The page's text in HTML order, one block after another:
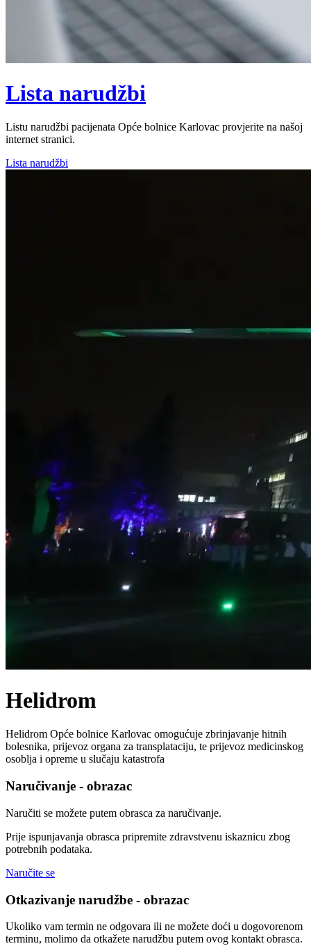
Lista narudžbi
Listu narudžbi pacijenata Opće bolnice Karlovac provjerite na našoj
internet stranici.
Lista narudžbi
Helidrom
Helidrom Opće bolnice Karlovac omogućuje zbrinjavanje hitnih
bolesnika, prijevoz organa za transplataciju, te prijevoz medicinskog
osoblja i opreme u slučaju katastrofa
Naručivanje - obrazac
Naručiti se možete putem obrasca za naručivanje.
Prije ispunjavanja obrasca pripremite zdravstvenu iskaznicu zbog
potrebnih podataka.
Naručite se
Otkazivanje narudžbe - obrazac
Ukoliko vam termin ne odgovara ili ne možete doći u dogovorenom
terminu, molimo da otkažete narudžbu putem ovog kontakt obrasca.